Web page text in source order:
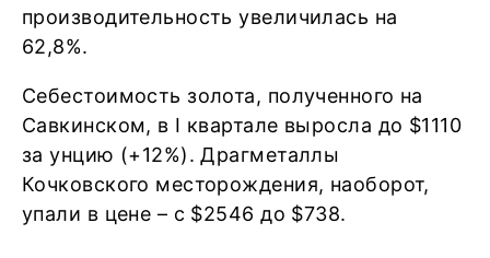
производительность увеличилась на
62,8%.
Себестоимость золота, полученного на
Савкинском, в I квартале выросла до $1110
за унцию (+12%). Драгметаллы
Кочковского месторождения, наоборот,
упали в цене – с $2546 до $738.